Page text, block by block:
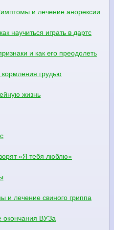
и лечение анорексии
научиться играть в дартс
и как его преодолеть
грудью
жизнь
«Я тебя люблю»
и лечение свиного гриппа
окончания ВУЗа